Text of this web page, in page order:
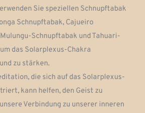
Sie speziellen Schnupftabak
Schnupftabak, Cajueiro
Schnupftabak und Tahuari-
das Solarplexus-Chakra
zu stärken.
die sich auf das Solarplexus-
kann helfen, den Geist zu
Verbindung zu unserer inneren